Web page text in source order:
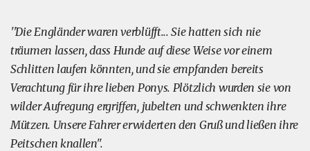
''Die Engländer waren verblüfft... Sie hatten sich nie
träumen lassen, dass Hunde auf diese Weise vor einem
Schlitten laufen könnten, und sie empfanden bereits
Verachtung für ihre lieben Ponys. Plötzlich wurden sie von
wilder Aufregung ergriffen, jubelten und schwenkten ihre
Mützen. Unsere Fahrer erwiderten den Gruß und ließen ihre
Peitschen knallen".